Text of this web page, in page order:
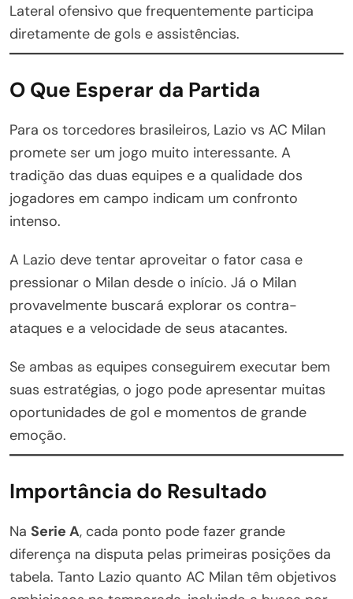
Lateral ofensivo que frequentemente participa
diretamente de gols e assistências.
O Que Esperar da Partida
Para os torcedores brasileiros, Lazio vs AC Milan
promete ser um jogo muito interessante. A
tradição das duas equipes e a qualidade dos
jogadores em campo indicam um confronto
intenso.
A Lazio deve tentar aproveitar o fator casa e
pressionar o Milan desde o início. Já o Milan
provavelmente buscará explorar os contra-
ataques e a velocidade de seus atacantes.
Se ambas as equipes conseguirem executar bem
suas estratégias, o jogo pode apresentar muitas
oportunidades de gol e momentos de grande
emoção.
Importância do Resultado
Na Serie A, cada ponto pode fazer grande
diferença na disputa pelas primeiras posições da
tabela. Tanto Lazio quanto AC Milan têm objetivos